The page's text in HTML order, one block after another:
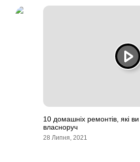
10 домашніх ремонтів, які
власноруч
28 Липня, 2021